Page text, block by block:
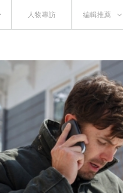
人物專訪 編輯推薦